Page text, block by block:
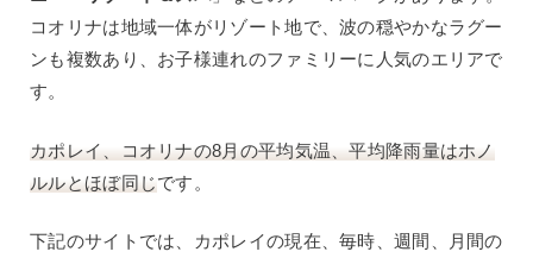
コオリナは地域一体がリゾート地で、波の穏やかなラグー
ンも複数あり、お子様連れのファミリーに人気のエリアで
す。
カポレイ、コオリナの8月の平均気温、平均降雨量はホノ
ルルとほぼ同じです。
下記のサイトでは、カポレイの現在、毎時、週間、月間の